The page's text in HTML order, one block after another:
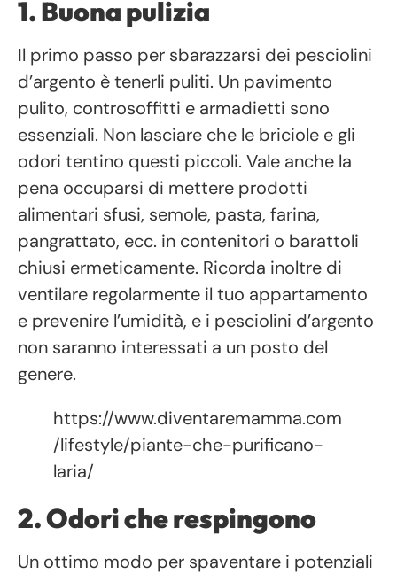
1. Buona pulizia
Il primo passo per sbarazzarsi dei pesciolini
d’argento è tenerli puliti. Un pavimento
pulito, controsoffitti e armadietti sono
essenziali. Non lasciare che le briciole e gli
odori tentino questi piccoli. Vale anche la
pena occuparsi di mettere prodotti
alimentari sfusi, semole, pasta, farina,
pangrattato, ecc. in contenitori o barattoli
chiusi ermeticamente. Ricorda inoltre di
ventilare regolarmente il tuo appartamento
e prevenire l’umidità, e i pesciolini d’argento
non saranno interessati a un posto del
genere.
https://www.diventaremamma.com
/lifestyle/piante-che-purificano-
laria/
2. Odori che respingono
Un ottimo modo per spaventare i potenziali